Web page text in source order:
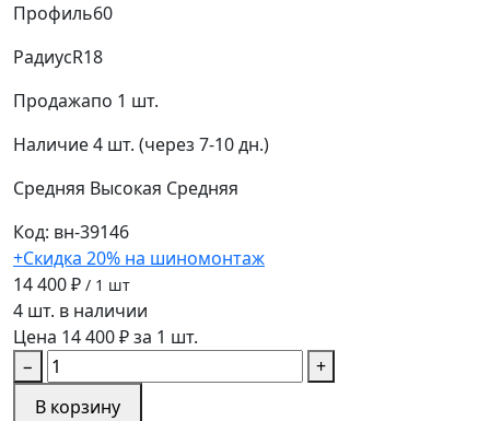
Профиль60
РадиусR18
Продажапо 1 шт.
Наличие4 шт. (через 7-10 дн.)
Средняя Высокая Средняя
Код: вн-39146
+Скидка 20% на шиномонтаж
14 400 ₽ / 1 шт
4 шт. в наличии
Цена 14 400 ₽ за 1 шт.
−
+
В корзину